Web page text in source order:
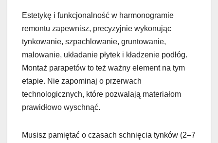
Estetykę i funkcjonalność w harmonogramie
remontu zapewnisz, precyzyjnie wykonując
tynkowanie, szpachlowanie, gruntowanie,
malowanie, układanie płytek i kładzenie podłóg.
Montaż parapetów to też ważny element na tym
etapie. Nie zapominaj o przerwach
technologicznych, które pozwalają materiałom
prawidłowo wyschnąć.
Musisz pamiętać o czasach schnięcia tynków (2–7